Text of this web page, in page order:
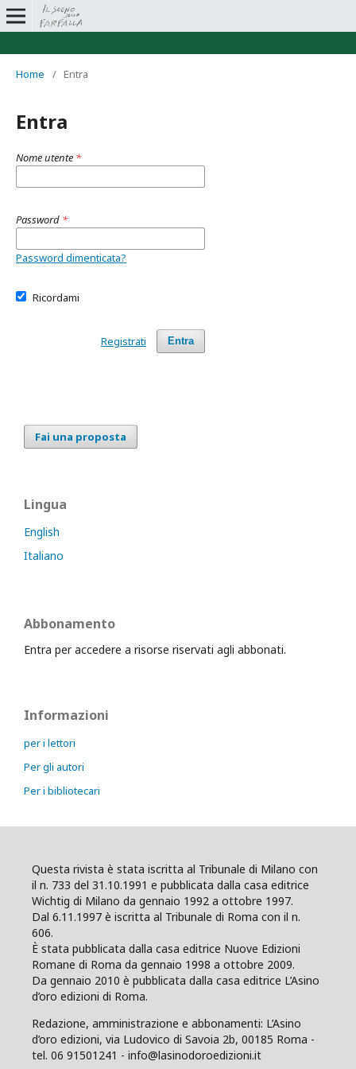
Home / Entra
Entra
Nome utente *
Password *
Password dimenticata?
Ricordami
Entra
Registrati
Fai una proposta
Lingua
English
Italiano
Abbonamento
Entra per accedere a risorse riservati agli abbonati.
Informazioni
per i lettori
Per gli autori
Per i bibliotecari
Questa rivista è stata iscritta al Tribunale di Milano con
il n. 733 del 31.10.1991 e pubblicata dalla casa editrice
Wichtig di Milano da gennaio 1992 a ottobre 1997.
Dal 6.11.1997 è iscritta al Tribunale di Roma con il n.
606.
È stata pubblicata dalla casa editrice Nuove Edizioni
Romane di Roma da gennaio 1998 a ottobre 2009.
Da gennaio 2010 è pubblicata dalla casa editrice L’Asino
d’oro edizioni di Roma.
Redazione, amministrazione e abbonamenti: L’Asino
d’oro edizioni, via Ludovico di Savoia 2b, 00185 Roma -
tel. 06 91501241 - info@lasinodoroedizioni.it